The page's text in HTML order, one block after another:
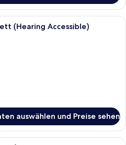
1 Schlafzimmer, Bettwäsche aus
(Hearing Accessible)
auswählen und Preise sehen
1 Schlafzimmer, Bettwäsche aus